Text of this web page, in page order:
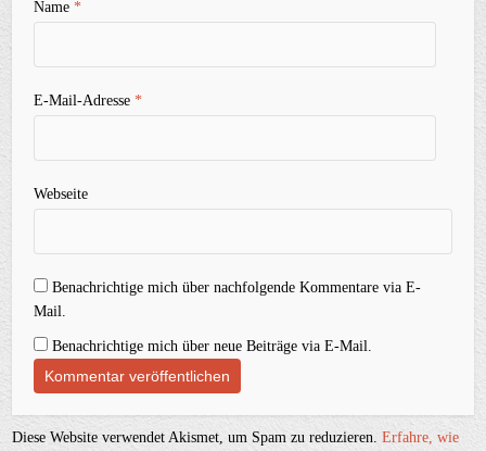
Name*
E-Mail-Adresse*
Webseite
Benachrichtige mich über nachfolgende Kommentare via E-
Mail.
Benachrichtige mich über neue Beiträge via E-Mail.
Diese Website verwendet Akismet, um Spam zu reduzieren.Erfahre, wie